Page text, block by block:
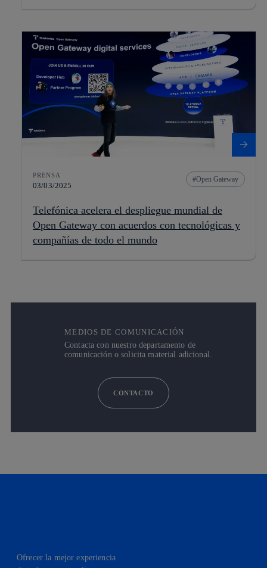
PRENSA
03/03/2025
Open Gateway
Telefónica acelera el despliegue mundial de
Open Gateway con acuerdos con tecnológicas y
compañías de todo el mundo
MEDIOS DE COMUNICACIÓN
Contacta con nuestro departamento de
comunicación o solicita material adicional.
CONTACTO
Ofrecer la mejor experiencia